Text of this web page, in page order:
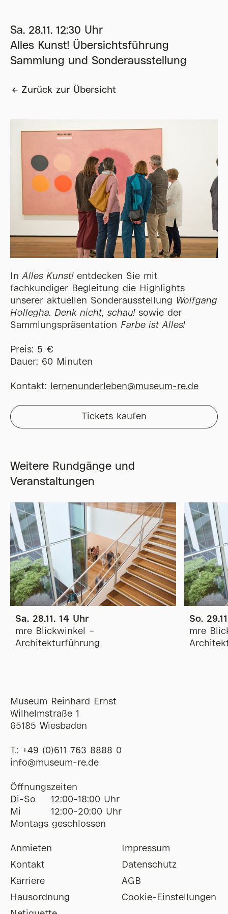
Alles Kunst! Übersichtsführung
Sammlung und Sonderausstellung
Sa. 28.11. 12:30 Uhr
Zurück zur Übersicht
In Alles Kunst! entdecken Sie mit
fachkundiger Begleitung die Highlights
unserer aktuellen Sonderausstellung Wolfgang
Hollegha. Denk nicht, schau! sowie der
Sammlungspräsentation Farbe ist Alles!
Preis: 5 €
Dauer: 60 Minuten
Kontakt: lernenunderleben@museum-re.de
Tickets kaufen
Weitere Rundgänge und
Veranstaltungen
Sa. 28.11. 14 Uhr
mre Blickwinkel –
Architekturführung
So.
mre
Museum Reinhard Ernst
Wilhelmstraße 1
65185 Wiesbaden
T.: +49 (0)611 763 8888 0
ofni@museum-re de
Öffnungszeiten
Di-So
12:00-18:00 Uhr
Mi
12:00-20:00 Uhr
Montags geschlossen
Anmieten
Kontakt
Karriere
Hausordnung
Impressum
Datenschutz
AGB
Cookie-Einstellungen